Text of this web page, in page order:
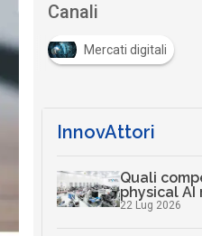
Canali
Mercati digitali
InnovAttori
Quali
physical AI
22 Lug 2026